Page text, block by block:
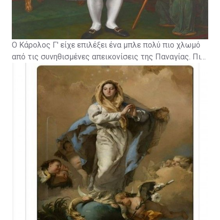
Ο Κάρολος Γ' είχε επιλέξει ένα μπλε πολύ πιο χλωμό
από τις συνηθισμένες απεικονίσεις της Παναγίας. Πιο
κάτω ένας πίνακας της Παρθένου Μαρίας από το 1767
από τον Giovanni Battista Tiepolo - κοιτάξτε το γαλάζιο
της ρόμπας. Αυτός ο πίνακας παραγγέλθηκε από τον